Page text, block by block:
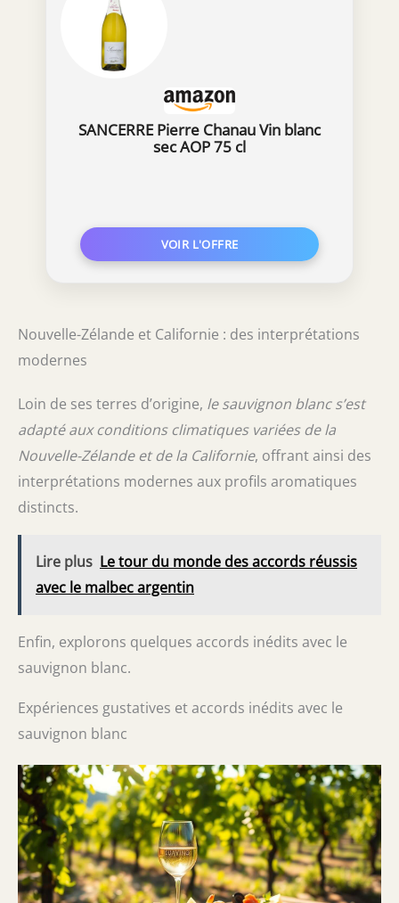
SANCERRE Pierre Chanau Vin blanc
sec AOP 75 cl
Nouvelle-Zélande et Californie : des interprétations
modernes
Loin de ses terres d’origine, le sauvignon blanc s’est
adapté aux conditions climatiques variées de la
Nouvelle-Zélande et de la Californie, offrant ainsi des
interprétations modernes aux profils aromatiques
distincts.
Lire plus Le tour du monde des accords réussis
avec le malbec argentin
Enfin, explorons quelques accords inédits avec le
sauvignon blanc.
Expériences gustatives et accords inédits avec le
sauvignon blanc